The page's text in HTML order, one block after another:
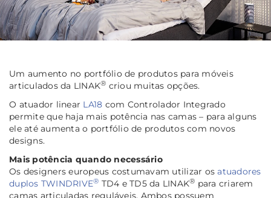
Um aumento no portfólio de produtos para móveis
articulados da LINAK® criou muitas opções.
O atuador linear LA18 com Controlador Integrado
permite que haja mais potência nas camas – para alguns
ele até aumenta o portfólio de produtos com novos
designs.
Mais potência quando necessário
Os designers europeus costumavam utilizar osatuadores
duplos TWINDRIVE® TD4 e TD5 da LINAK® para criarem